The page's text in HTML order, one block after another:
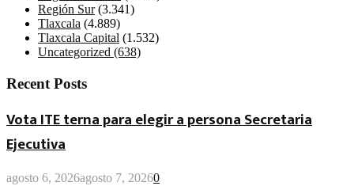
Región Sur(3.341)
Tlaxcala (4.889)
Tlaxcala Capital (1.532)
Uncategorized (638)
Recent Posts
Vota ITE terna para elegir a persona Secretaria
Ejecutiva
agosto 6, 2026agosto 7, 20260